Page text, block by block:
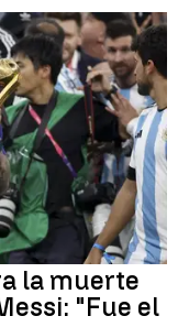
la muerte
"Fue el